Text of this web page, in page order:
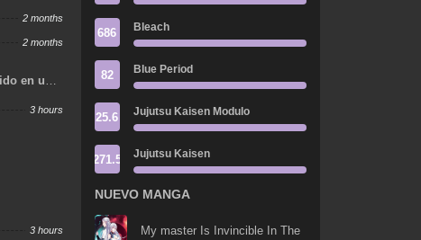
2 months
2 months
en un
3 hours
3 hours
686 Bleach
82 Blue Period
25.6 Jujutsu Kaisen Modulo
271.5 Jujutsu Kaisen
NUEVO MANGA
My master Is Invincible In The